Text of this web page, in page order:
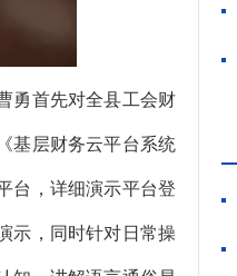
勇首先对全县工会财
基层财务云平台系统
台，详细演示平台登
示，同时针对日常操